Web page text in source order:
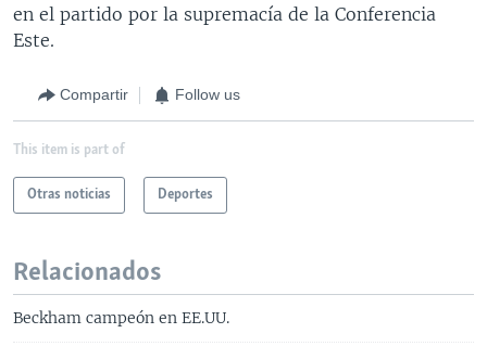
en el partido por la supremacía de la Conferencia
Este.
Compartir Follow us
This item is part of
Otras noticias Deportes
Relacionados
Beckham campeón en EE.UU.